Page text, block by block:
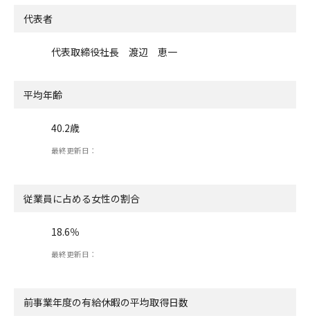
代表者
代表取締役社長 渡辺 恵一
平均年齢
40.2歳
最終更新日：
従業員に占める女性の割合
18.6％
最終更新日：
前事業年度の有給休暇の平均取得日数